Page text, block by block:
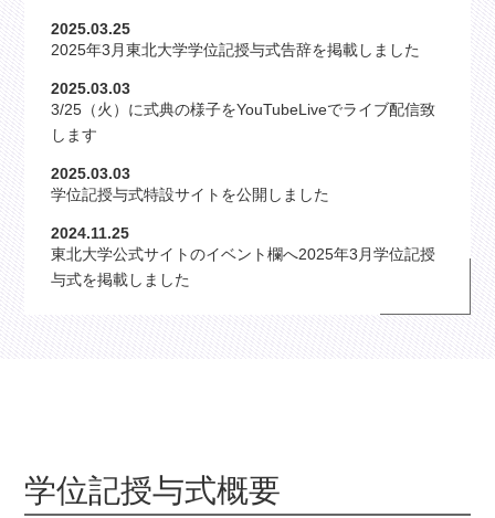
2025.03.25
2025年3月東北大学学位記授与式告辞を掲載しました
2025.03.03
3/25（火）に式典の様子をYouTubeLiveでライブ配信致
します
2025.03.03
学位記授与式特設サイトを公開しました
2024.11.25
東北大学公式サイトのイベント欄へ2025年3月学位記授
与式を掲載しました
学位記授与式概要